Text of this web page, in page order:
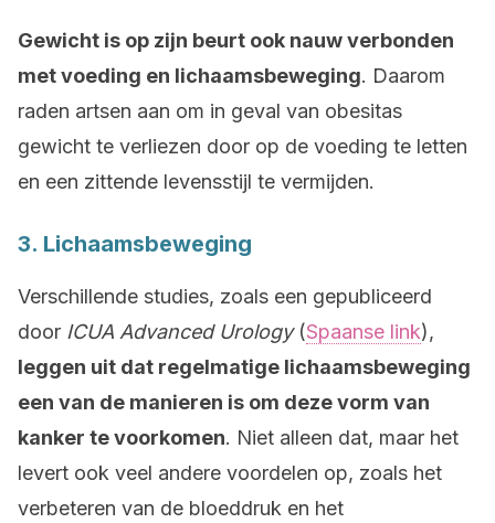
Gewicht is op zijn beurt ook nauw verbonden
met voeding en lichaamsbeweging. Daarom
raden artsen aan om in geval van obesitas
gewicht te verliezen door op de voeding te letten
en een zittende levensstijl te vermijden.
3. Lichaamsbeweging
Verschillende studies, zoals een gepubliceerd
door ICUA Advanced Urology (Spaanse link),
leggen uit dat regelmatige lichaamsbeweging
een van de manieren is om deze vorm van
kanker te voorkomen. Niet alleen dat, maar het
levert ook veel andere voordelen op, zoals het
verbeteren van de bloeddruk en het